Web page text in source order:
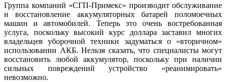
Группа компаний «СГП-Примекс» производит обслуживание
и восстановление аккумуляторных батарей поломоечных
машин и автомобилей. Теперь это очень востребованная
услуга, поскольку высокий курс доллара заставил многих
владельцев уборочной техники задуматься о «вторичном»
использовании АКБ. Нельзя сказать, что специалисты могут
восстановить любой аккумулятор, поскольку при наличии
сильных повреждений устройство «реанимировать»
невозможно.